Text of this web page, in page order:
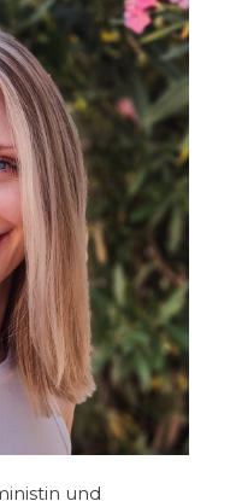
und